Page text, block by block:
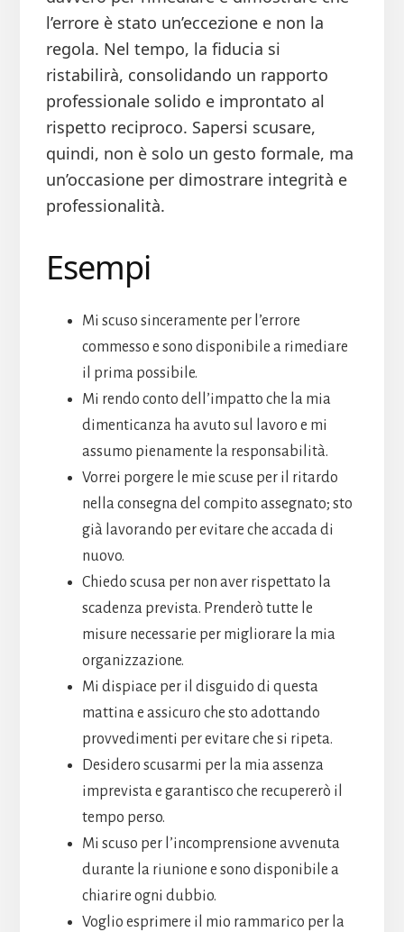
l’errore è stato un’eccezione e non la
regola. Nel tempo, la fiducia si
ristabilirà, consolidando un rapporto
professionale solido e improntato al
rispetto reciproco. Sapersi scusare,
quindi, non è solo un gesto formale, ma
un’occasione per dimostrare integrità e
professionalità.
Esempi
Mi scuso sinceramente per l’errore
commesso e sono disponibile a rimediare
il prima possibile.
Mi rendo conto dell’impatto che la mia
dimenticanza ha avuto sul lavoro e mi
assumo pienamente la responsabilità.
Vorrei porgere le mie scuse per il ritardo
nella consegna del compito assegnato; sto
già lavorando per evitare che accada di
nuovo.
Chiedo scusa per non aver rispettato la
scadenza prevista. Prenderò tutte le
misure necessarie per migliorare la mia
organizzazione.
Mi dispiace per il disguido di questa
mattina e assicuro che sto adottando
provvedimenti per evitare che si ripeta.
Desidero scusarmi per la mia assenza
imprevista e garantisco che recupererò il
tempo perso.
Mi scuso per l’incomprensione avvenuta
durante la riunione e sono disponibile a
chiarire ogni dubbio.
Voglio esprimere il mio rammarico per la